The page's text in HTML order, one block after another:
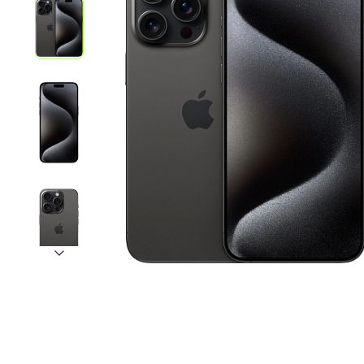
iPhone 13
iPhone 12
iPhone 11
iPhone
Poco
F Series
M Series